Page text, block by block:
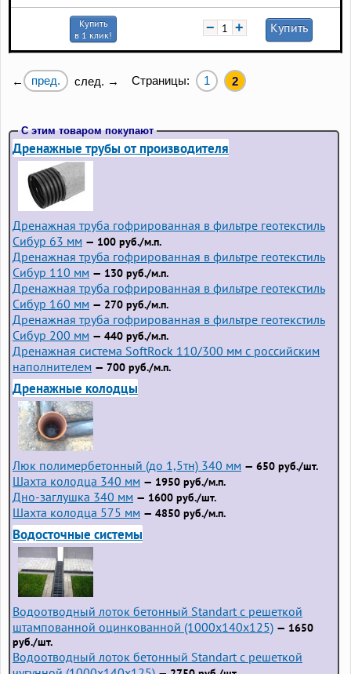
Купить
в 1 клик!
− + Купить
← пред. след. → Страницы: 1 2
С этим товаром покупают
Дренажные трубы от производителя
Дренажная труба гофрированная в фильтре геотекстиль
Сибур 63 мм — 100 руб./м.п.
Дренажная труба гофрированная в фильтре геотекстиль
Сибур 110 мм — 130 руб./м.п.
Дренажная труба гофрированная в фильтре геотекстиль
Сибур 160 мм — 270 руб./м.п.
Дренажная труба гофрированная в фильтре геотекстиль
Сибур 200 мм — 440 руб./м.п.
Дренажная система SoftRock 110/300 мм с российским
наполнителем — 700 руб./м.п.
Дренажные колодцы
Люк полимербетонный (до 1,5тн) 340 мм — 650 руб./шт.
Шахта колодца 340 мм — 1950 руб./м.п.
Дно-заглушка 340 мм — 1600 руб./шт.
Шахта колодца 575 мм — 4850 руб./м.п.
Водосточные системы
Водоотводный лоток бетонный Standart с решеткой
штампованной оцинкованной (1000x140x125) — 1650
руб./шт.
Водоотводный лоток бетонный Standart с решеткой